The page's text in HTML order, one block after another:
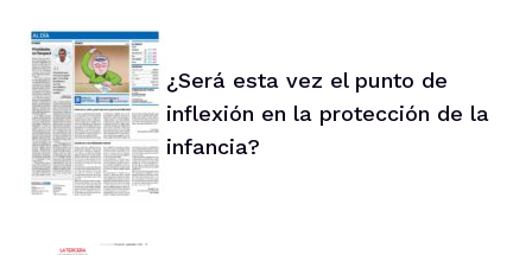
¿Será esta vez el punto de
inflexión en la protección de la
infancia?